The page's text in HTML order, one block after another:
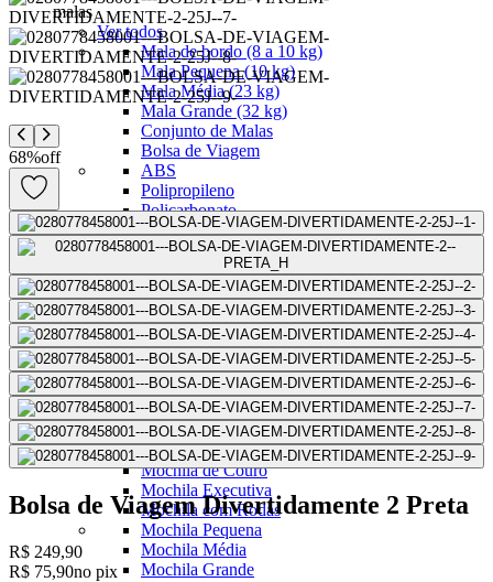
malas
Ver todos
Mala de bordo (8 a 10 kg)
Mala Pequena (10 kg)
Mala Média (23 kg)
Mala Grande (32 kg)
Conjunto de Malas
Bolsa de Viagem
ABS
Polipropileno
Policarbonato
Tecido
Para Levar à Bordo
Para Despachar
Mochilas
Ver todos
Mochilas Masculinas
Mochilas Femininas
Mochilas Escolares
Mochilas Juvenis
Ver Todos
Mochila para Notebook
Mochila de Couro
Mochila Executiva
Mochila com Rodas
Mochila Pequena
Mochila Média
Mochila Grande
68%off
Bolsa de Viagem Divertidamente 2 Preta
R$ 249,90
R$ 75,90no pix